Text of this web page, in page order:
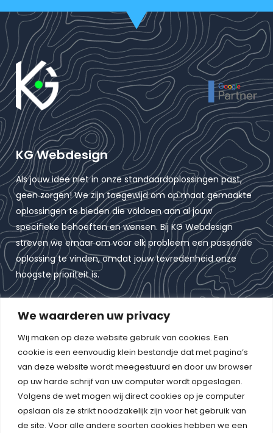
We waarderen uw privacy
Wij maken op deze website gebruik van cookies. Een
cookie is een eenvoudig klein bestandje dat met pagina’s
van deze website wordt meegestuurd en door uw browser
op uw harde schrijf van uw computer wordt opgeslagen.
Volgens de wet mogen wij direct cookies op je computer
opslaan als ze strikt noodzakelijk zijn voor het gebruik van
de site. Voor alle andere soorten cookies hebben we een
KG Webdesign
Als jouw idee niet in onze standaardoplossingen past,
geen zorgen! We zijn toegewijd om op maat gemaakte
oplossingen te bieden die voldoen aan al jouw
specifieke behoeften en wensen. Bij KG Webdesign
streven we ernaar om voor elk probleem een passende
oplossing te vinden, omdat jouw tevredenheid onze
hoogste prioriteit is.
Neem contact op
+31 6 26342035
info@kgwebdesign.nl
Mulder 12, 7463 DD Rijssen
I I I